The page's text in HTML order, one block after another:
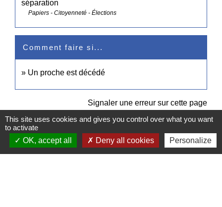
séparation
Papiers - Citoyenneté - Élections
Comment faire si...
Un proche est décédé
Signaler une erreur sur cette page
This site uses cookies and gives you control over what you want
to activate
OK, accept all
Deny all cookies Personalize